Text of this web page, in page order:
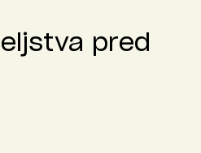
pred